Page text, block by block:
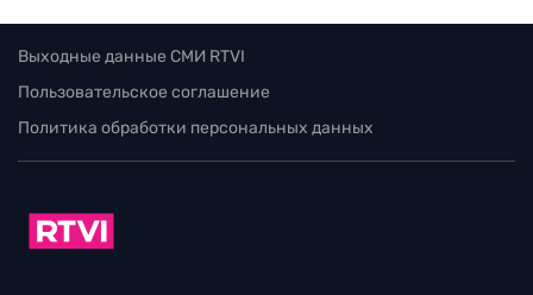
Выходные данные СМИ RTVI
Пользовательское соглашение
Политика обработки персональных данных